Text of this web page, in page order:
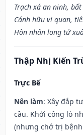
Trạch xá an ninh,
Cánh hữu vi quan,
Hôn nhân long tử
Thập Nhị Kiến
Trực Bế
Nên làm: Xây đắp
cầu. Khởi công lò
(nhưng chớ trị